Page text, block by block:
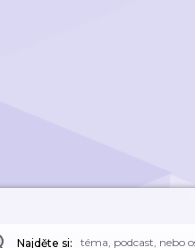
Najděte si: